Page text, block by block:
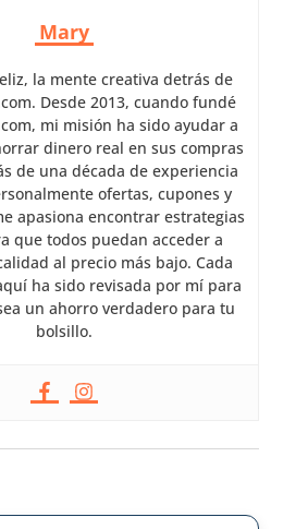
Mary
la mente creativa detrás de
Desde 2013, cuando fundé
mi misión ha sido ayudar a
dinero real en sus compras
de una década de experiencia
ofertas, cupones y
apasiona encontrar estrategias
que todos puedan acceder a
al precio más bajo. Cada
ha sido revisada por mí para
un ahorro verdadero para tu
bolsillo.